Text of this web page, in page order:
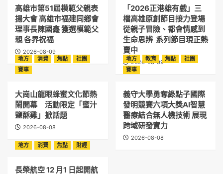
高雄市第51屆模範父親表
揚大會 高雄市福建同鄉會
理事長陳國鑫 獲選模範父
親 各界祝福
2026-08-09
「2026正港雄有戲」三
檔高雄原創節目接力登場
從親子冒險、都會情感到
生命思辨 系列節目現正熱
賣中
2026-08-09
地方 消費 焦點
社團
賽事
大崗山龍眼蜂蜜文化節熱
鬧開幕 活動限定「蜜汁
鹽酥雞」掀話題
2026-08-08
地方 教育 焦點
社團
賽事
義守大學勇奪綠點子國際
發明競賽六項大獎AI智慧
醫療結合無人機技術 展現
跨域研發實力
2026-08-08
地方
消費 焦點 財經
長榮航空 12 月1 日起開航